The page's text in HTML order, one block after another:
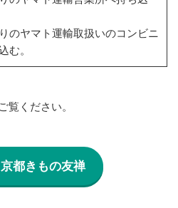
のヤマト運輸取扱いのコンビニ
む。
覧ください。
京都きもの友禅